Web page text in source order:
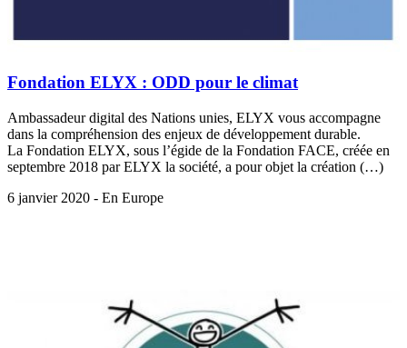
Fondation ELYX : ODD pour le climat
Ambassadeur digital des Nations unies, ELYX vous accompagne
dans la compréhension des enjeux de développement durable.
La Fondation ELYX, sous l’égide de la Fondation FACE, créée en
septembre 2018 par ELYX la société, a pour objet la création (…)
6 janvier 2020 - En Europe